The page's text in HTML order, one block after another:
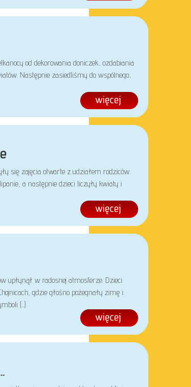
od dekorowania doniczek, ozdabiania
Następnie zasiedliśmy do wspólnego,
się zajęcia otwarte z udziałem rodziców.
a następnie dzieci liczyły kwiaty i
upłynął w radosnej atmosferze. Dzieci
gdzie głośno pożegnały zimę i
(...)